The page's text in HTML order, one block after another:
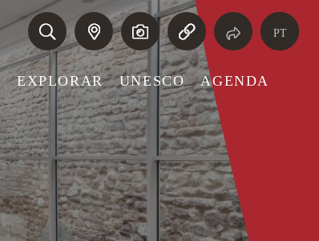
EXPLORAR UNESCO AGENDA
PT